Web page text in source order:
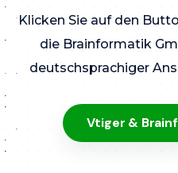
Klicken Sie auf den
die Brainformatik
deutschsprachiger
Vtiger &